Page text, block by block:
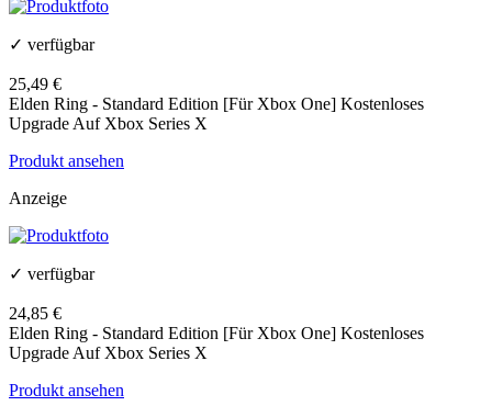
✓ verfügbar
25,49 €
Elden Ring - Standard Edition [Für Xbox One] Kostenloses
Upgrade Auf Xbox Series X
Produkt ansehen
Anzeige
✓ verfügbar
24,85 €
Elden Ring - Standard Edition [Für Xbox One] Kostenloses
Upgrade Auf Xbox Series X
Produkt ansehen